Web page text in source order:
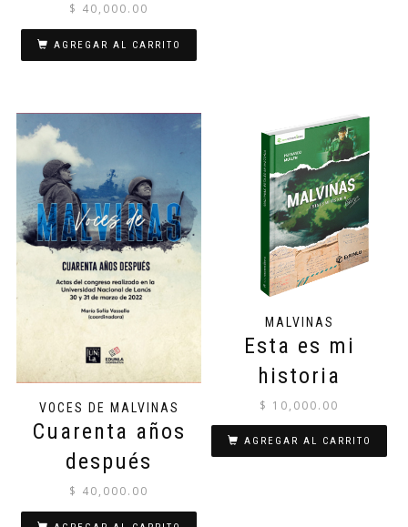
$ 40,000.00
AGREGAR AL CARRITO
VOCES DE MALVINAS
Cuarenta años
después
$ 40,000.00
MALVINAS
Esta es mi
historia
$ 10,000.00
AGREGAR AL CARRITO